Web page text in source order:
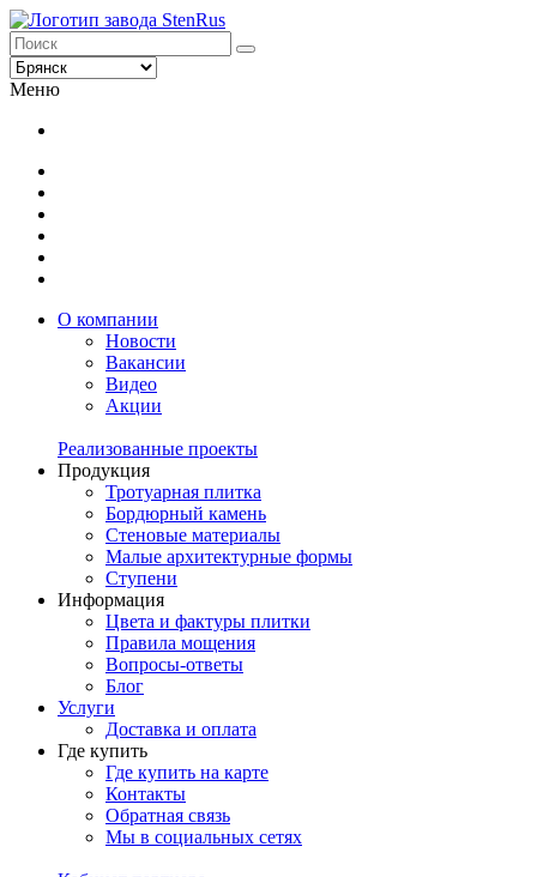
Меню
О компании
Новости
Вакансии
Видео
Акции
Реализованные проекты
Продукция
Тротуарная плитка
Бордюрный камень
Стеновые материалы
Малые архитектурные формы
Ступени
Информация
Цвета и фактуры плитки
Правила мощения
Вопросы-ответы
Блог
Услуги
Доставка и оплата
Где купить
Где купить на карте
Контакты
Обратная связь
Мы в социальных сетях